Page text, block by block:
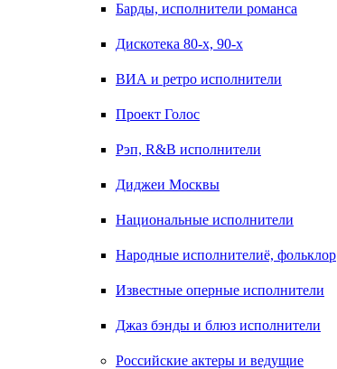
Барды, исполнители романса
Дискотека 80-х, 90-х
ВИА и ретро исполнители
Проект Голос
Рэп, R&B исполнители
Диджеи Москвы
Национальные исполнители
Народные исполнителиё, фольклор
Известные оперные исполнители
Джаз бэнды и блюз исполнители
Российские актеры и ведущие